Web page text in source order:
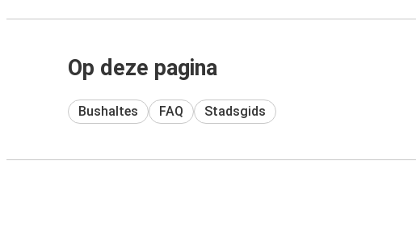
Op deze pagina
Bushaltes FAQ Stadsgids